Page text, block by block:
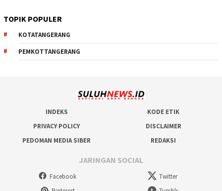
TOPIK POPULER
KOTATANGERANG
PEMKOTTANGERANG
INDEKS
KODE ETIK
PRIVACY POLICY
DISCLAIMER
PEDOMAN MEDIA SIBER
REDAKSI
JARINGAN SOCIAL
Facebook
Twitter